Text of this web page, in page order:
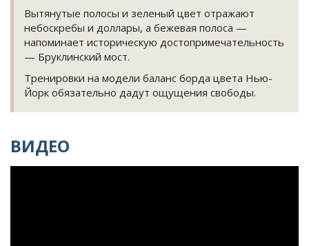
Вытянутые полосы и зеленый цвет отражают
небоскребы и доллары, а бежевая полоса —
напоминает историческую достопримечательность
— Бруклинский мост.
Тренировки на модели баланс борда цвета Нью-
Йорк обязательно дадут ощущения свободы.
ВИДЕО